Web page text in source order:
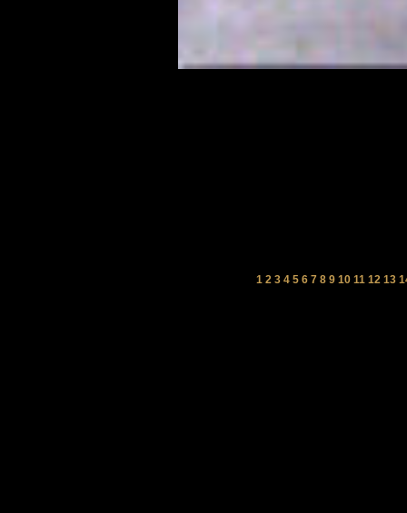
1 2 3 4 5 6 7 8 9 10 11 12 13